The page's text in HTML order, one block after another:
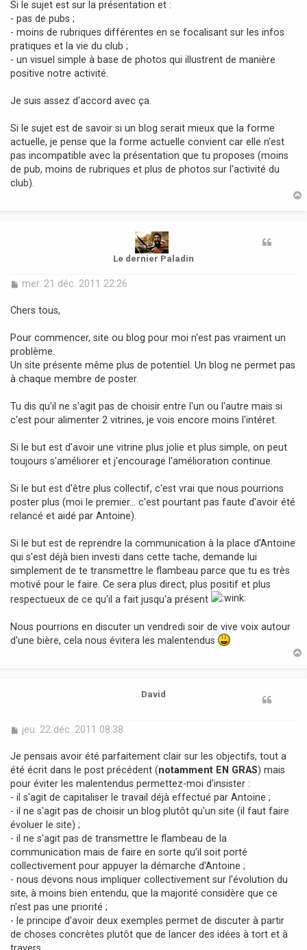
Si le sujet est sur la présentation et :
- pas de pubs ;
- moins de rubriques différentes en se focalisant sur les infos
pratiques et la vie du club ;
- un visuel simple à base de photos qui illustrent de manière
positive notre activité.
Je suis assez d'accord avec ça.
Si le sujet est de savoir si un blog serait mieux que la forme
actuelle, je pense que la forme actuelle convient car elle n'est
pas incompatible avec la présentation que tu proposes (moins
de pub, moins de rubriques et plus de photos sur l'activité du
club).
Le dernier Paladin
M
s
g
e
mer. 21 déc. 2011 22:26
Chers tous,
Pour commencer, site ou blog pour moi n'est pas vraiment un
problème.
Un site présente même plus de potentiel. Un blog ne permet pas
à chaque membre de poster.
Tu dis qu'il ne s'agit pas de choisir entre l'un ou l'autre mais si
c'est pour alimenter 2 vitrines, je vois encore moins l'intéret.
Si le but est d'avoir une vitrine plus jolie et plus simple, on peut
toujours s'améliorer et j'encourage l'amélioration continue.
Si le but est d'être plus collectif, c'est vrai que nous pourrions
poster plus (moi le premier... c'est pourtant pas faute d'avoir été
relancé et aidé par Antoine).
Si le but est de reprendre la communication à la place d'Antoine
qui s'est déjà bien investi dans cette tache, demande lui
simplement de te transmettre le flambeau parce que tu es très
motivé pour le faire. Ce sera plus direct, plus positif et plus
respectueux de ce qu'il a fait jusqu'a présent
Nous pourrions en discuter un vendredi soir de vive voix autour
d'une bière, cela nous évitera les malentendus
David
M
s
s
a
g
e
jeu. 22 déc. 2011 08:38
Je pensais avoir été parfaitement clair sur les objectifs, tout a
été écrit dans le post précédent (notamment EN GRAS) mais
pour éviter les malentendus permettez-moi d'insister :
- il s'agit de capitaliser le travail déjà effectué par Antoine ;
- il ne s'agit pas de choisir un blog plutôt qu'un site (il faut faire
évoluer le site) ;
- il ne s'agit pas de transmettre le flambeau de la
communication mais de faire en sorte qu'il soit porté
collectivement pour appuyer la démarche d'Antoine ;
- nous devons nous impliquer collectivement sur l'évolution du
site, à moins bien entendu, que la majorité considère que ce
n'est pas une priorité ;
- le principe d'avoir deux exemples permet de discuter à partir
de choses concrètes plutôt que de lancer des idées à tort et à